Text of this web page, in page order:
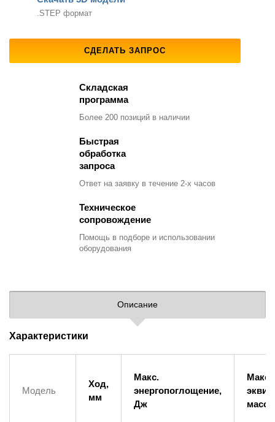
.STEP формат
СДЕЛАТЬ ЗАПРОС
Складская
программа
Более 200 позиций в наличии
Быстрая
обработка
запроса
Ответ на заявку в течение 2-х часов
Техническое
сопровождение
Помощь в подборе и использовании
оборудования
Описание
Характеристики
Модель
Ход,
мм
Макс.
энергопоглощение,
Дж
Макс.